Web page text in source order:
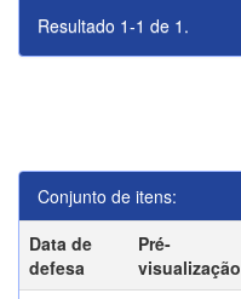
Resultado 1-1 de 1.
Conjunto de itens:
Data de
defesa
Pré-
visualização